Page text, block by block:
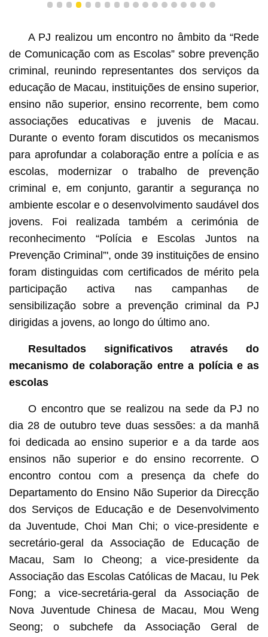
1 2 3 4 5 6 7 8 9 101112131415161718
A PJ realizou um encontro no âmbito da “Rede
de Comunicação com as Escolas” sobre prevenção
criminal, reunindo representantes dos serviços da
educação de Macau, instituições de ensino superior,
ensino não superior, ensino recorrente, bem como
associações educativas e juvenis de Macau.
Durante o evento foram discutidos os mecanismos
para aprofundar a colaboração entre a polícia e as
escolas, modernizar o trabalho de prevenção
criminal e, em conjunto, garantir a segurança no
ambiente escolar e o desenvolvimento saudável dos
jovens. Foi realizada também a cerimónia de
reconhecimento “Polícia e Escolas Juntos na
Prevenção Criminal”', onde 39 instituições de ensino
foram distinguidas com certificados de mérito pela
participação activa nas campanhas de
sensibilização sobre a prevenção criminal da PJ
dirigidas a jovens, ao longo do último ano.
Resultados significativos através do
mecanismo de colaboração entre a polícia e as
escolas
O encontro que se realizou na sede da PJ no
dia 28 de outubro teve duas sessões: a da manhã
foi dedicada ao ensino superior e a da tarde aos
ensinos não superior e do ensino recorrente. O
encontro contou com a presença da chefe do
Departamento do Ensino Não Superior da Direcção
dos Serviços de Educação e de Desenvolvimento
da Juventude, Choi Man Chi; o vice-presidente e
secretário-geral da Associação de Educação de
Macau, Sam Io Cheong; a vice-presidente da
Associação das Escolas Católicas de Macau, Iu Pek
Fong; a vice-secretária-geral da Associação de
Nova Juventude Chinesa de Macau, Mou Weng
Seong; o subchefe da Associação Geral de